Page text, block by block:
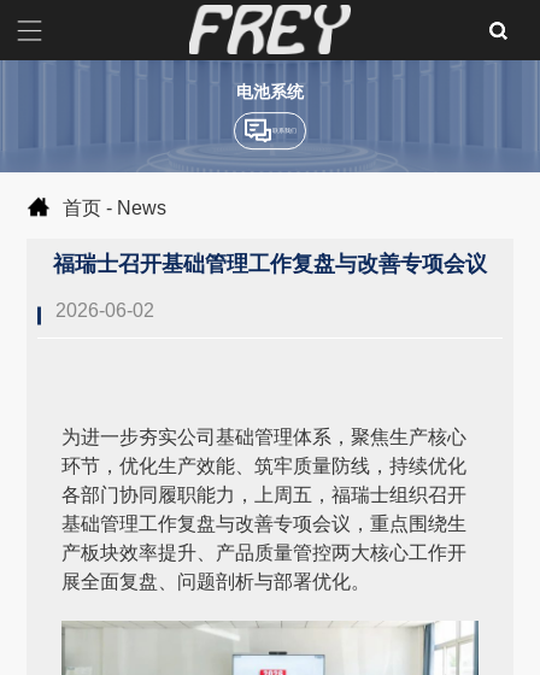
电池系统
联系我们
首页 - News
福瑞士召开基础管理工作复盘与改善专项会议
2026-06-02
为进一步夯实公司基础管理体系，聚焦生产核心
环节，优化生产效能、筑牢质量防线，持续优化
各部门协同履职能力，上周五，福瑞士组织召开
基础管理工作复盘与改善专项会议，重点围绕生
产板块效率提升、产品质量管控两大核心工作开
展全面复盘、问题剖析与部署优化。